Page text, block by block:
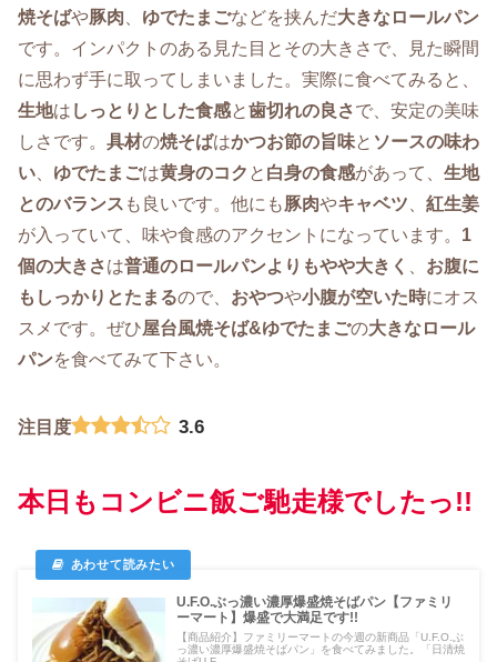
焼そばや豚肉 ゆでたまごなどを挟んだ大きなロールパン
です。インパクトのある見た目とその大きさで、見た瞬間
に思わず手に取ってしまいました。実際に食べてみると、
生地は しっとりとした食感と歯切れの良さで、安定の美味
しさです。 具材の焼そばはかつお節の旨味と ソースの味わ
い
ゆでたまごは黄身のコク と 白身の食感があって、 生地
とのバランス も良いです。他にも豚肉やキャベツ
紅生姜
が入っていて、味や食感のアクセントになっています。 1
個の大きさは普通のロールパンよりもやや大きく
お腹に
もしっかりとたまるので、 おやつや小腹が空いた時にオス
スメです。ぜひ屋台風焼そば&ゆでたまごの大きなロール
パンを食べてみて下さい。
注目度 3.6
本日もコンビニ飯ご馳走様でしたっ!!
U.F.O.ぶっ濃い濃厚爆盛焼そばパン【ファミリ
ーマート】爆盛で大満足です!!
【商品紹介】ファミリーマートの今週の新商品「U.F.O.ぶ
っ濃い濃厚爆盛焼そばパン」を食べてみました。「日清焼